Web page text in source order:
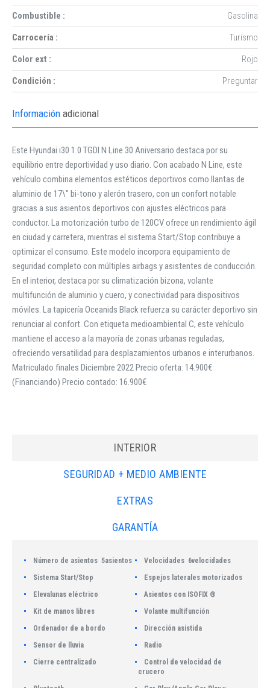
Combustible :
Gasolina
Carrocería :
Turismo
Color ext :
Rojo
Condición :
Preguntar
Información adicional
Este Hyundai i30 1.0 TGDI N Line 30 Aniversario destaca por su
equilibrio entre deportividad y uso diario. Con acabado N Line, este
vehículo combina elementos estéticos deportivos como llantas de
aluminio de 17\" bi-tono y alerón trasero, con un confort notable
gracias a sus asientos deportivos con ajustes eléctricos para
conductor. La motorización turbo de 120CV ofrece un rendimiento ágil
en ciudad y carretera, mientras el sistema Start/Stop contribuye a
optimizar el consumo. Este modelo incorpora equipamiento de
seguridad completo con múltiples airbags y asistentes de conducción.
En el interior, destaca por su climatización bizona, volante
multifunción de aluminio y cuero, y conectividad para dispositivos
móviles. La tapicería Oceanids Black refuerza su carácter deportivo sin
renunciar al confort. Con etiqueta medioambiental C, este vehículo
mantiene el acceso a la mayoría de zonas urbanas reguladas,
ofreciendo versatilidad para desplazamientos urbanos e interurbanos.
Matriculado finales Diciembre 2022 Precio oferta: 14.900€
(Financiando) Precio contado: 16.900€
INTERIOR
SEGURIDAD + MEDIO AMBIENTE
EXTRAS
GARANTÍA
Número de asientos 5asientos Velocidades 6velocidades
Sistema Start/Stop
Espejos laterales motorizados
Elevalunas eléctrico
Asientos con ISOFIX ®
Kit de manos libres
Volante multifunción
Ordenador de a bordo
Dirección asistida
Sensor de lluvia
Radio
Cierre centralizado
Control de velocidad de
crucero